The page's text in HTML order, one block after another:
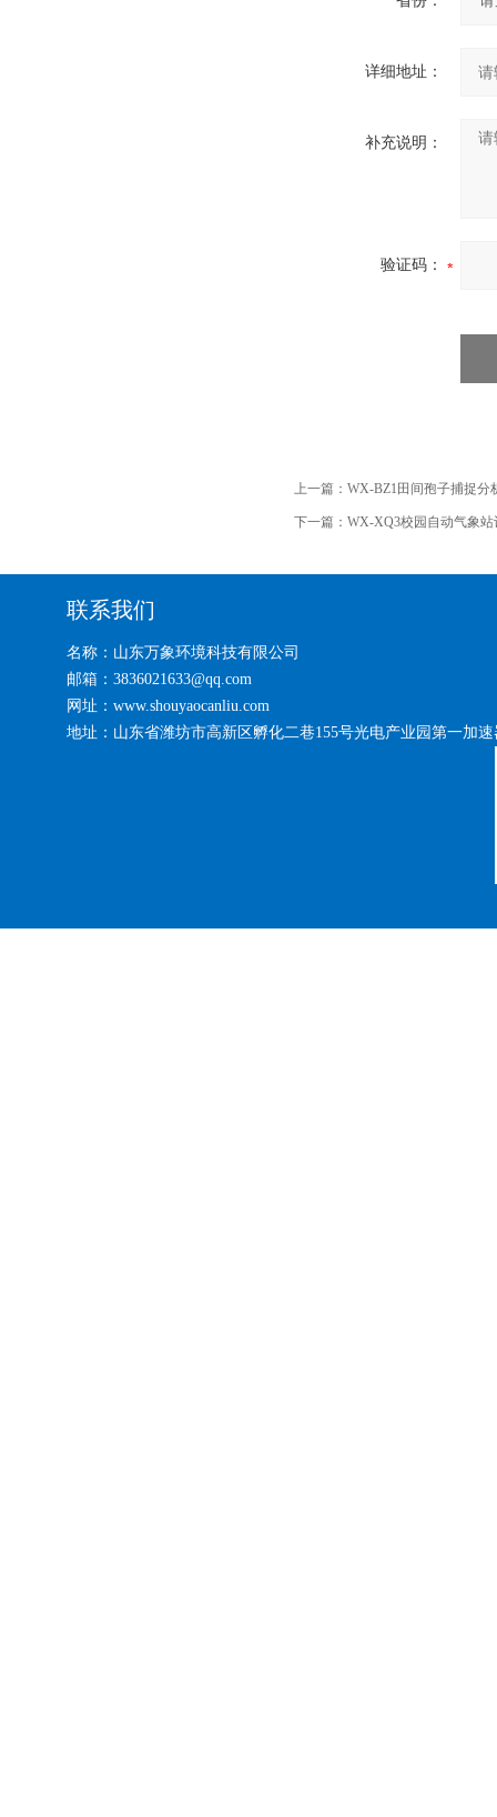
详细地址：
补充说明：
验证码：
上一篇： WX-BZ1田间孢子捕捉分
下一篇： WX-XQ3校园自动气象站
联系我们
名称：山东万象环境科技有限公司
邮箱：3836021633@qq.com
网址：www.shouyaocanliu.com
地址：山东省潍坊市高新区孵化二巷155号光电产业园第一加